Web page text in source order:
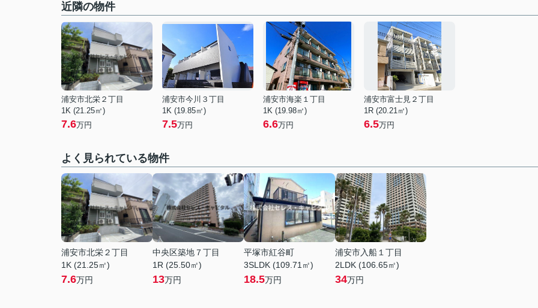
近隣の物件
浦安市北栄２丁目
1K (21.25㎡)
7.6万円
浦安市今川３丁目
1K (19.85㎡)
7.5万円
浦安市海楽１丁目
1K (19.98㎡)
6.6万円
浦安市富士見２丁目
1R (20.21㎡)
6.5万円
よく見られている物件
浦安市北栄２丁目
1K (21.25㎡)
7.6万円
中央区築地７丁目
1R (25.50㎡)
13万円
平塚市紅谷町
3SLDK (109.71㎡)
18.5万円
浦安市入船１丁目
2LDK (106.65㎡)
34万円